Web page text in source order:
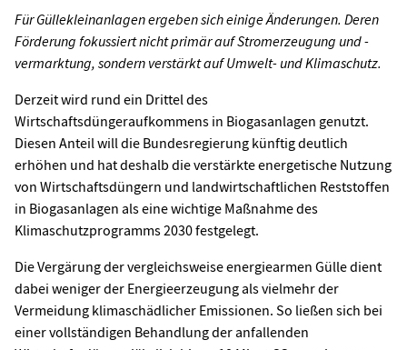
Für Güllekleinanlagen ergeben sich einige Änderungen. Deren
Förderung fokussiert nicht primär auf Stromerzeugung und -
vermarktung, sondern verstärkt auf Umwelt- und Klimaschutz.
Derzeit wird rund ein Drittel des
Wirtschaftsdüngeraufkommens in Biogasanlagen genutzt.
Diesen Anteil will die Bundesregierung künftig deutlich
erhöhen und hat deshalb die verstärkte energetische Nutzung
von Wirtschaftsdüngern und landwirtschaftlichen Reststoffen
in Biogasanlagen als eine wichtige Maßnahme des
Klimaschutzprogramms 2030 festgelegt.
Die Vergärung der vergleichsweise energiearmen Gülle dient
dabei weniger der Energieerzeugung als vielmehr der
Vermeidung klimaschädlicher Emissionen. So ließen sich bei
einer vollständigen Behandlung der anfallenden